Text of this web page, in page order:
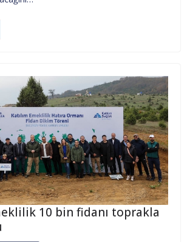
10 bin fidanı toprakla